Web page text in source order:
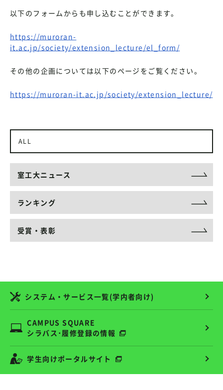
以下のフォームからも申し込むことができます。
https://muroran-
it.ac.jp/society/extension_lecture/el_form/
その他の企画については以下のページをご覧ください。
https://muroran-it.ac.jp/society/extension_lecture/
ALL
室工大ニュース
ランキング
受賞・表彰
システム・サービス一覧(学内者向け)
CAMPUS SQUARE
シラバス･履修登録の情報
学生向けポータルサイト